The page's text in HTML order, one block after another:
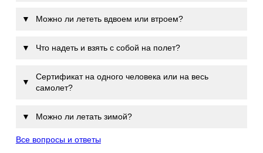
▼ Можно ли лететь вдвоем или втроем?
▼ Что надеть и взять с собой на полет?
▼
Сертификат на одного человека или на весь
самолет?
▼ Можно ли летать зимой?
Все вопросы и ответы